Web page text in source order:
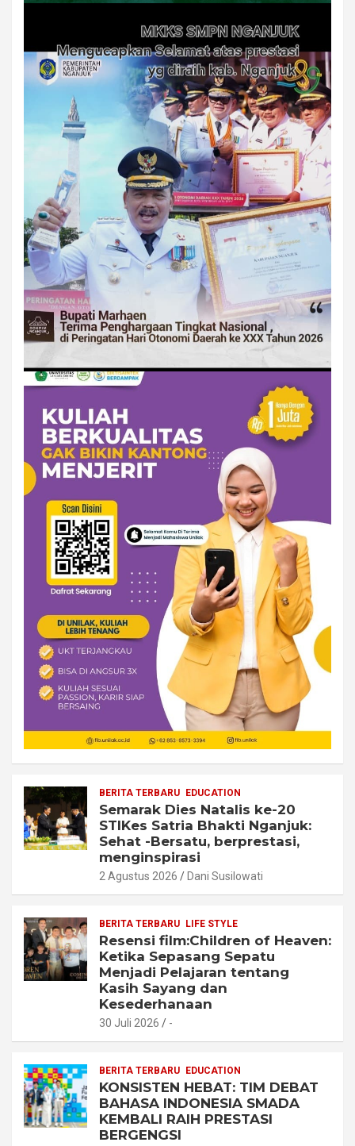
BERITA TERBARU EDUCATION
Semarak Dies Natalis ke-20
STIKes Satria Bhakti Nganjuk:
Sehat -Bersatu, berprestasi,
menginspirasi
2 Agustus 2026 Dani Susilowati
BERITA TERBARU LIFE STYLE
Resensi film:Children of Heaven:
Ketika Sepasang Sepatu
Menjadi Pelajaran tentang
Kasih Sayang dan
Kesederhanaan
30 Juli 2026 -
BERITA TERBARU EDUCATION
KONSISTEN HEBAT: TIM DEBAT
BAHASA INDONESIA SMADA
KEMBALI RAIH PRESTASI
BERGENGSI